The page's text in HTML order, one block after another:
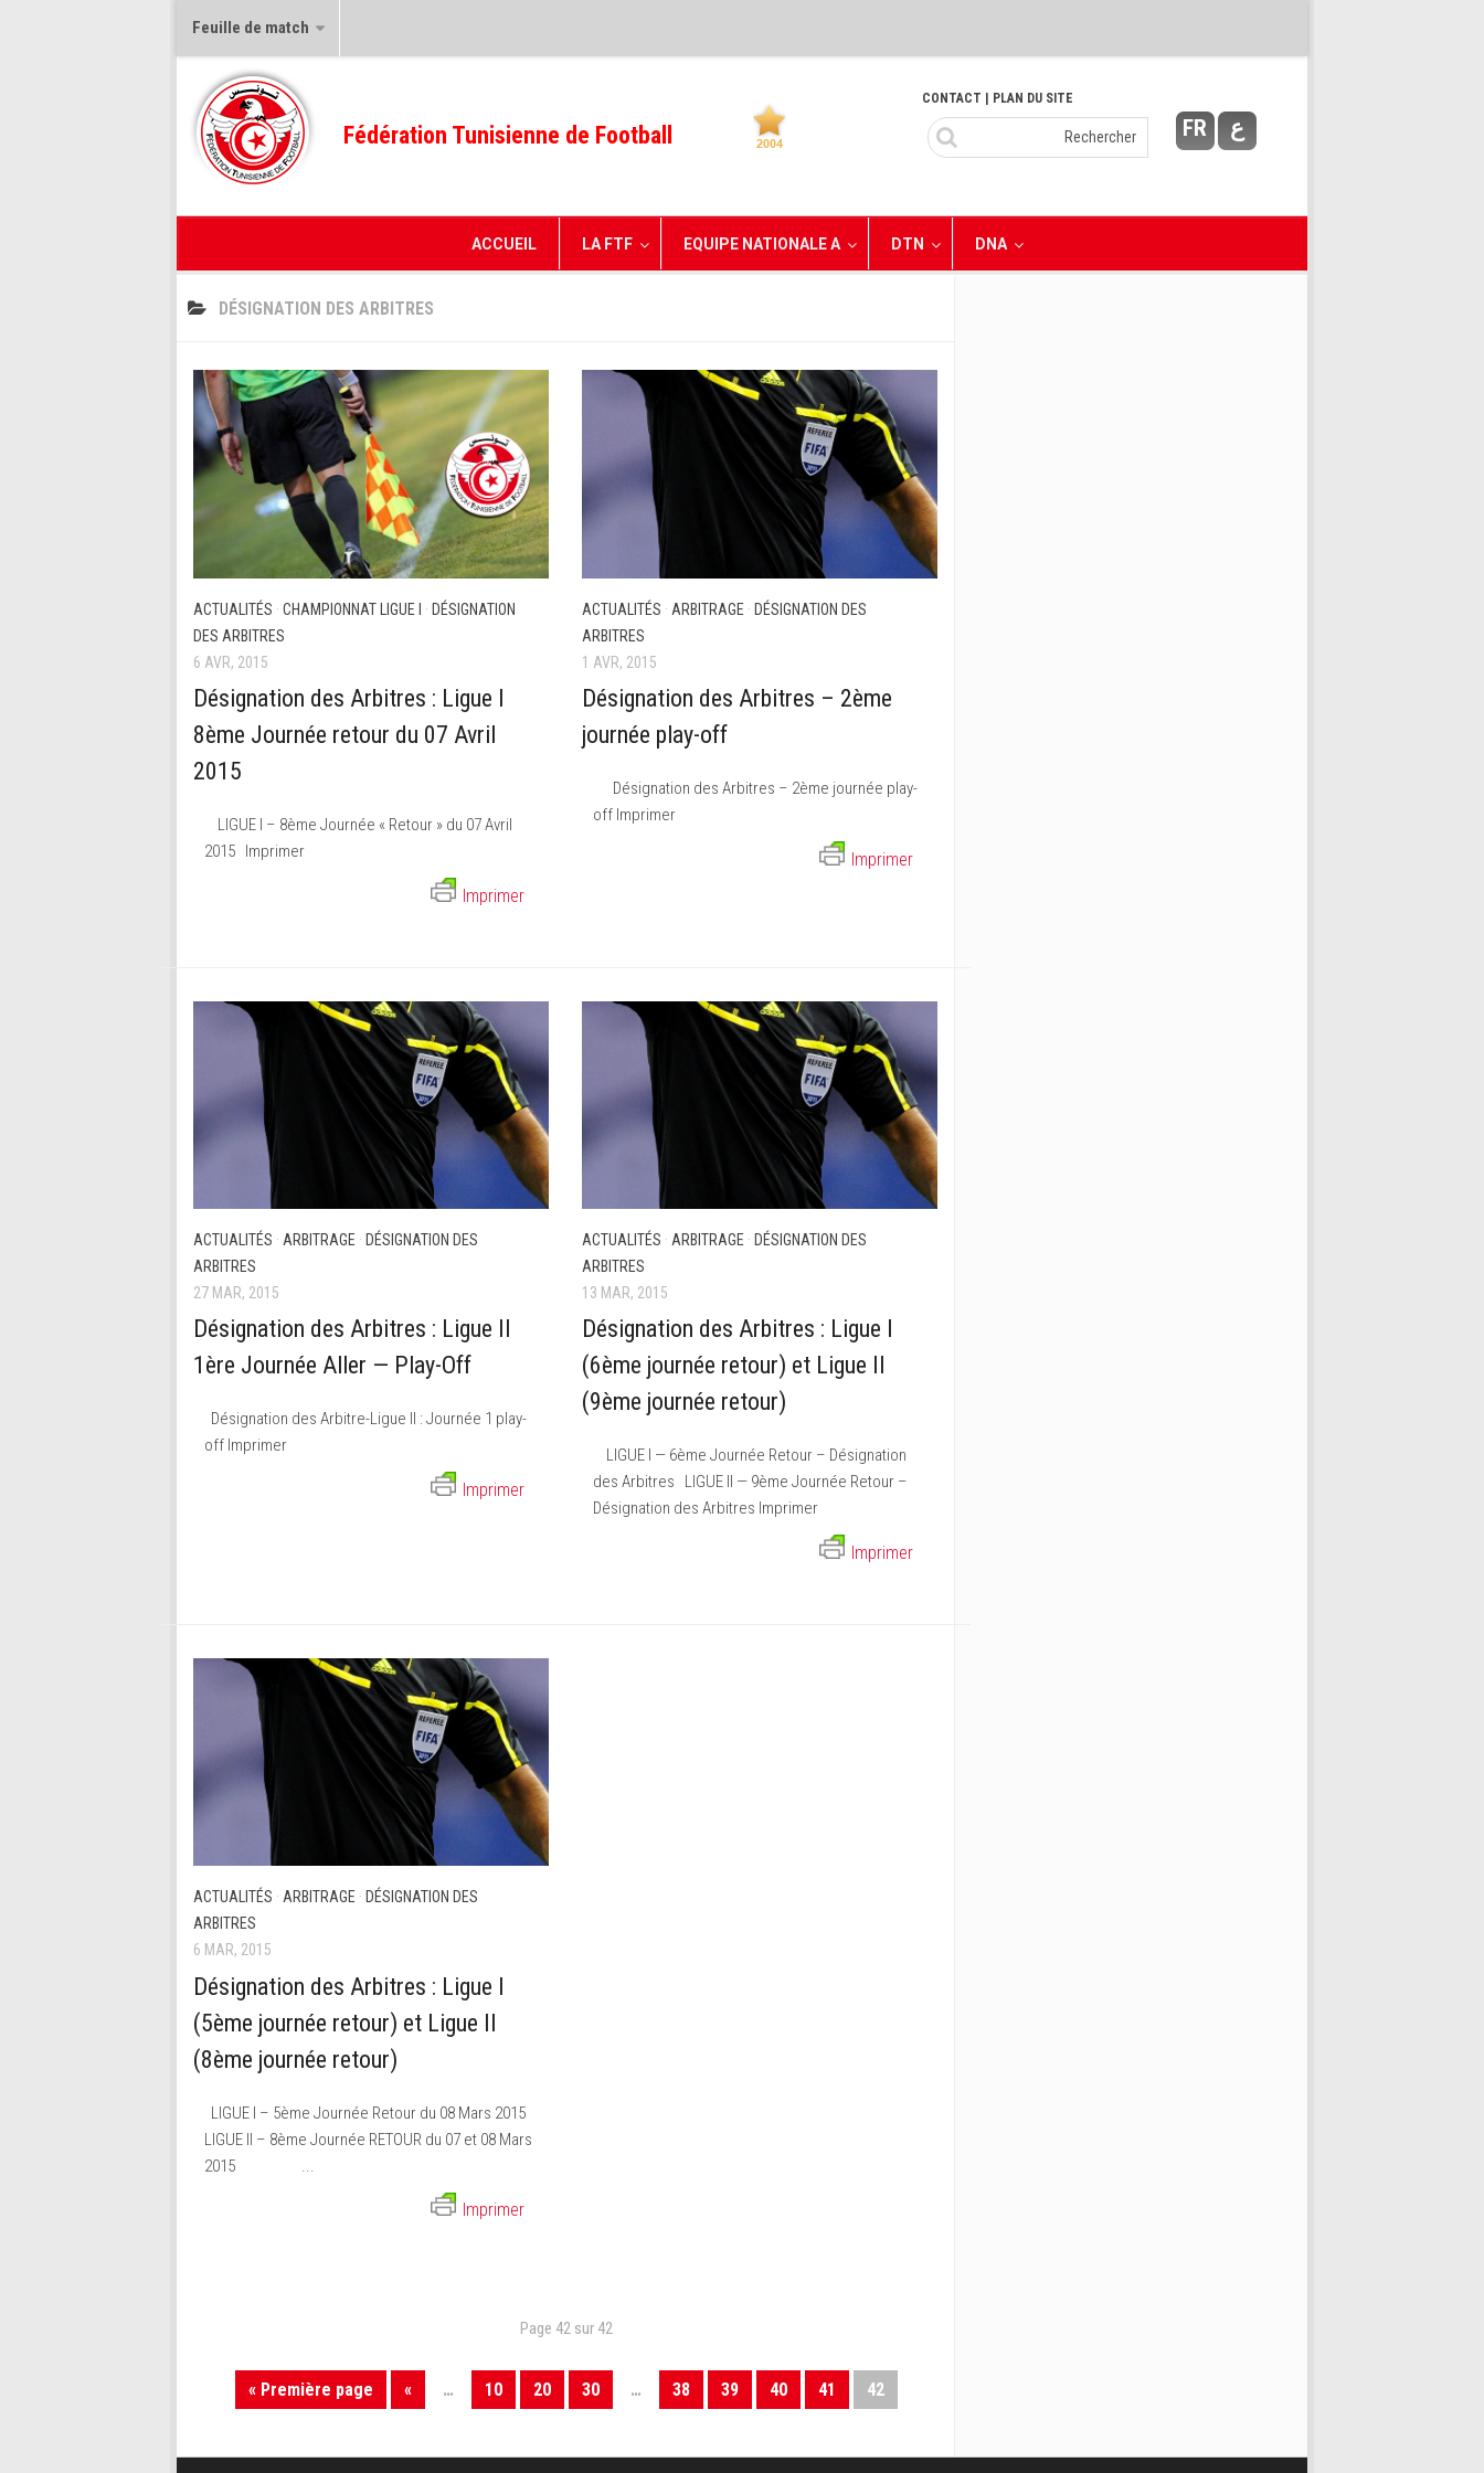
Feuille de match
Fédération Tunisienne de Football FR ع
CONTACT | PLAN DU SITE
ACCUEIL LA FTF EQUIPE NATIONALE A DTN DNA
DÉSIGNATION DES ARBITRES
ACTUALITÉS · CHAMPIONNAT LIGUE I · DÉSIGNATION
DES ARBITRES
6 AVR, 2015
Désignation des Arbitres : Ligue I
8ème Journée retour du 07 Avril
2015
LIGUE I – 8ème Journée « Retour » du 07 Avril
2015 Imprimer
Imprimer
ACTUALITÉS · ARBITRAGE · DÉSIGNATION DES
ARBITRES
1 AVR, 2015
Désignation des Arbitres – 2ème
journée play-off
Désignation des Arbitres – 2ème journée play-
off Imprimer
Imprimer
ACTUALITÉS · ARBITRAGE · DÉSIGNATION DES
ARBITRES
27 MAR, 2015
Désignation des Arbitres : Ligue II
1ère Journée Aller — Play-Off
Désignation des Arbitre-Ligue II : Journée 1 play-
off Imprimer
Imprimer
ACTUALITÉS · ARBITRAGE · DÉSIGNATION DES
ARBITRES
13 MAR, 2015
Désignation des Arbitres : Ligue I
(6ème journée retour) et Ligue II
(9ème journée retour)
LIGUE I — 6ème Journée Retour – Désignation
des Arbitres LIGUE II — 9ème Journée Retour –
Désignation des Arbitres Imprimer
Imprimer
ACTUALITÉS · ARBITRAGE · DÉSIGNATION DES
ARBITRES
6 MAR, 2015
Désignation des Arbitres : Ligue I
(5ème journée retour) et Ligue II
(8ème journée retour)
LIGUE I – 5ème Journée Retour du 08 Mars 2015
LIGUE II – 8ème Journée RETOUR du 07 et 08 Mars
2015 ...
Imprimer
Page 42 sur 42
« Première page « … 10 20 30 … 38 39 40 41 42